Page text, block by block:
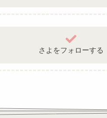
さよをフォローする